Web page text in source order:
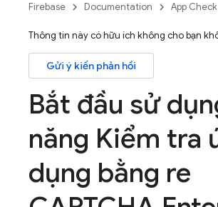
Firebase Documentation App Check
Thông tin này có hữu ích không cho bạn
Gửi ý kiến phản hồi
Bắt đầu sử
năng Kiểm tra
dụng bằng re